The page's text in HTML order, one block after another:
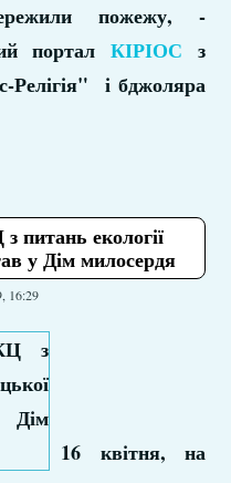
пожежу, -
порталКІРІОС з
Релігія" і бджоляра
екології
у Дім милосердя
16:29
16 квітня, на